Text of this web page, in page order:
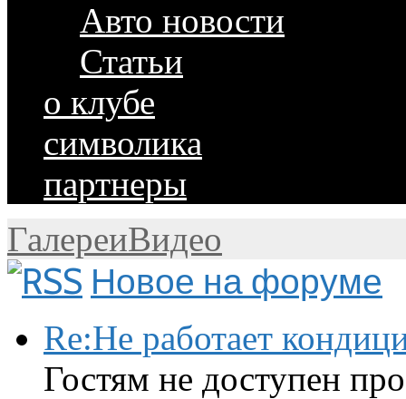
Авто новости
Статьи
о клубе
символика
партнеры
ГалереиВидео
Новое на форуме
Re:Не работает
Гостям не доступен